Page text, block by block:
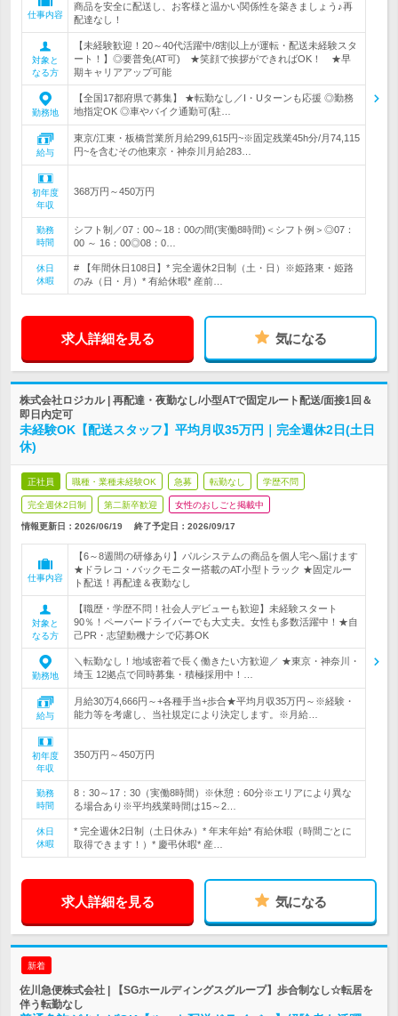
仕事内容
商品を安全に配送し、お客様と温かい関係性を築きましょう♪再
配達なし！
対象と
なる方
【未経験歓迎！20～40代活躍中/8割以上が運転・配送未経験スタ
ート！】◎要普免(AT可) ★笑顔で挨拶ができればOK！ ★早
期キャリアアップ可能
勤務地
【全国17都府県で募集】 ★転勤なし／I・Uターンも応援 ◎勤務
地指定OK ◎車やバイク通勤可(駐…
給与
東京/江東・板橋営業所月給299,615円~※固定残業45h分/月74,115
円~を含むその他東京・神奈川月給283…
初年度
年収
368万円～450万円
勤務
時間
シフト制／07：00～18：00の間(実働8時間)＜シフト例＞◎07：
00 ～ 16：00◎08：0…
休日
休暇
# 【年間休日108日】* 完全週休2日制（土・日）※姫路東・姫路
のみ（日・月）* 有給休暇* 産前…
求人詳細を見る 気になる
株式会社ロジカル | 再配達・夜勤なし/小型ATで固定ルート配送/面接1回＆
即日内定可
未経験OK【配送スタッフ】平均月収35万円｜完全週休2日(土日
休)
正社員 職種・業種未経験OK 急募 転勤なし 学歴不問
完全週休2日制 第二新卒歓迎 女性のおしごと掲載中
情報更新日：2026/06/19 終了予定日： 2026/09/17
仕事内容
【6～8週間の研修あり】パルシステムの商品を個人宅へ届けます
★ドラレコ・バックモニター搭載のAT小型トラック ★固定ルー
ト配送！再配達＆夜勤なし
対象と
なる方
【職歴・学歴不問！社会人デビューも歓迎】未経験スタート
90％！ペーパードライバーでも大丈夫。女性も多数活躍中！★自
己PR・志望動機ナシで応募OK
勤務地
＼転勤なし！地域密着で長く働きたい方歓迎／ ★東京・神奈川・
埼玉 12拠点で同時募集・積極採用中！…
給与
月給30万4,666円～+各種手当+歩合★平均月収35万円～※経験・
能力等を考慮し、当社規定により決定します。※月給…
初年度
年収
350万円～450万円
勤務
時間
8：30～17：30（実働8時間）※休憩：60分※エリアにより異な
る場合あり※平均残業時間は15～2…
休日
休暇
* 完全週休2日制（土日休み）* 年末年始* 有給休暇（時間ごとに
取得できます！）* 慶弔休暇* 産…
求人詳細を見る 気になる
新着
佐川急便株式会社 | 【SGホールディングスグループ】歩合制なし☆転居を
伴う転勤なし